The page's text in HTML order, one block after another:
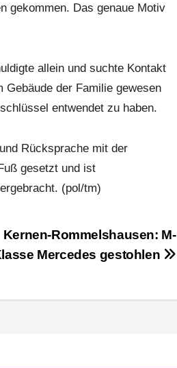
gekommen. Das genaue Motiv
allein und suchte Kontakt
der Familie gewesen
entwendet zu haben.
Rücksprache mit der
gesetzt und ist
(pol/tm)
Kernen-Rommelshausen: M-
Mercedes gestohlen